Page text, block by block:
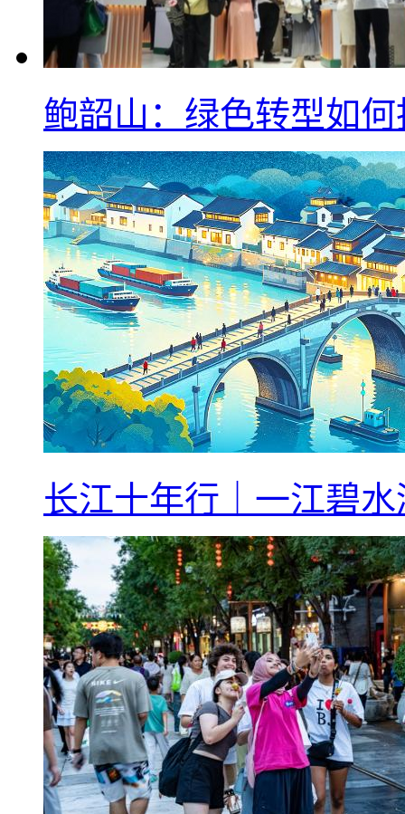
鲍韶山：绿色转型如
长江十年行｜一江碧